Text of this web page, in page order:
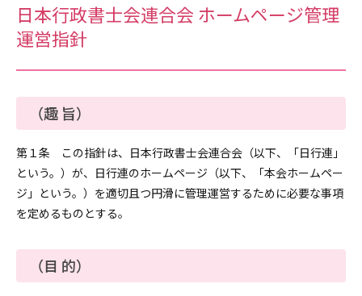
ン
く
ず
日本行政書士会連合会 ホームページ管理
運営指針
（趣 旨）
第１条 この指針は、日本行政書士会連合会（以下、「日行連」
という。）が、日行連のホームページ（以下、「本会ホームペー
ジ」という。）を適切且つ円滑に管理運営するために必要な事項
を定めるものとする。
（目 的）